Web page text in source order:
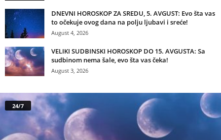
DNEVNI HOROSKOP ZA SREDU, 5. AVGUST: Evo šta vas
to očekuje ovog dana na polju ljubavi i sreće!
August 4, 2026
VELIKI SUDBINSKI HOROSKOP DO 15. AVGUSTA: Sa
sudbinom nema šale, evo šta vas čeka!
August 3, 2026
24/7